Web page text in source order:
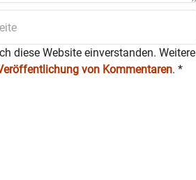
diese Website einverstanden. Weitere
von Kommentaren. *